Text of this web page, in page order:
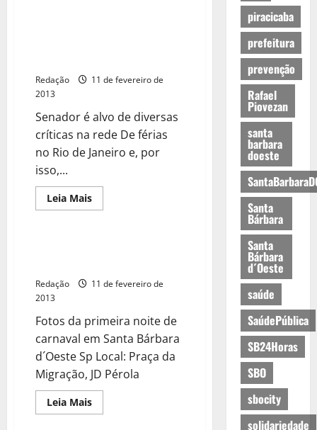
Redação
11 de fevereiro de
2013
Senador é alvo de diversas
críticas na rede De férias
no Rio de Janeiro e, por
isso,...
Leia Mais
Redação
11 de fevereiro de
2013
Fotos da primeira noite de
carnaval em Santa Bárbara
d´Oeste Sp Local: Praça da
Migração, JD Pérola
Leia Mais
piracicaba
prefeitura
prevenção
Rafael
Piovezan
santa
barbara
doeste
Santa
Bárbara
Santa
Bárbara
d´Oeste
saúde
SaúdePública
SB24Horas
SBO
sbocity
solidariedade